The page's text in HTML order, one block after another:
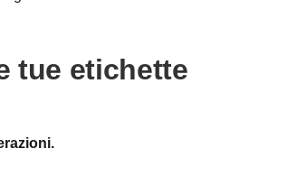
tue etichette